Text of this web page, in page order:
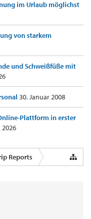
im Urlaub möglichst
von starkem
und Schweißfüße mit
30. Januar 2008
Plattform in erster
Reports